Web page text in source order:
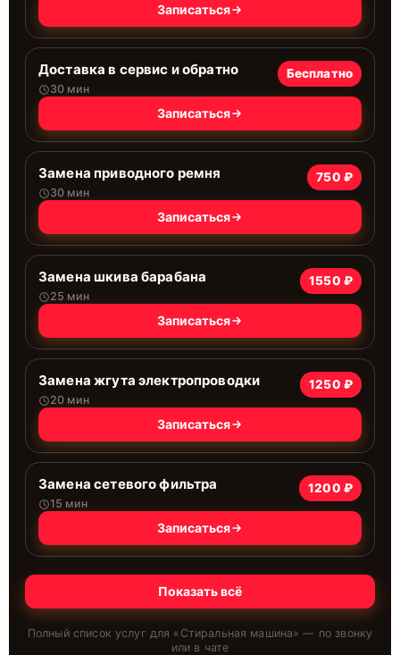
Записаться
Доставка в сервис и обратно
30 мин
Бесплатно
Записаться
Замена приводного ремня
30 мин
750 ₽
Записаться
Замена шкива барабана
25 мин
1550 ₽
Записаться
Замена жгута электропроводки
20 мин
1250 ₽
Записаться
Замена сетевого фильтра
15 мин
1200 ₽
Записаться
Показать всё
Полный список услуг для « Стиральная машина» — по звонку
или в чате